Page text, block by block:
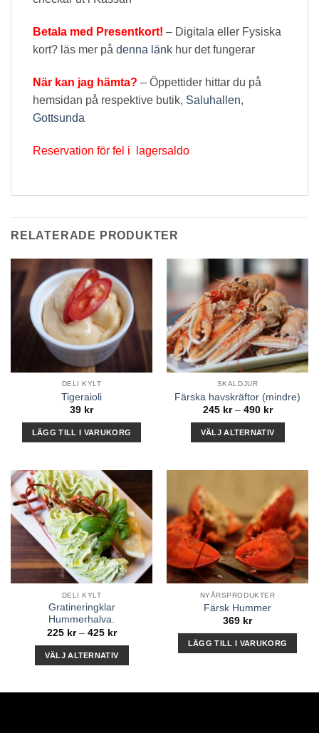
Betala med Presentkort! – Digitala eller Fysiska
kort? läs mer på denna länk hur det fungerar
När kan jag hämta? – Öppettider hittar du på
hemsidan på respektive butik, Saluhallen,
Gottsunda
Reservation för fel i lagersaldo
RELATERADE PRODUKTER
DELI KYLT
Tigeraioli
39 kr
LÄGG TILL I VARUKORG
SKALDJUR
Färska havskräftor (mindre)
245 kr – 490 kr
till
490 kr
VÄLJ ALTERNATIV
varianter.
De
olika
alternativen
kan
väljas
på
DELI KYLT
Gratineringklar
Hummerhalva.
225 kr – 425 krPrisintervall:
till
425 kr
VÄLJ ALTERNATIV
NYÅRSPRODUKTER
Färsk Hummer
369 kr
LÄGG TILL I VARUKORG